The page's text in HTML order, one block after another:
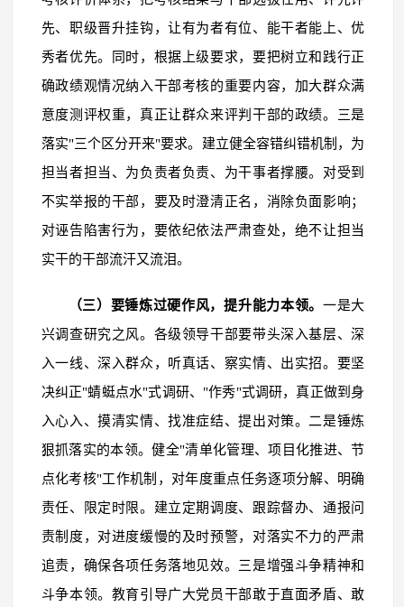
先、职级晋升挂钩，让有为者有位、能干者能上、优
秀者优先。同时，根据上级要求，要把树立和践行正
确政绩观情况纳入干部考核的重要内容，加大群众满
意度测评权重，真正让群众来评判干部的政绩。三是
落实"三个区分开来"要求。建立健全容错纠错机制，为
担当者担当、为负责者负责、为干事者撑腰。对受到
不实举报的干部，要及时澄清正名，消除负面影响；
对诬告陷害行为，要依纪依法严肃查处，绝不让担当
实干的干部流汗又流泪。
（三）要锤炼过硬作风，提升能力本领。 一是大
兴调查研究之风。各级领导干部要带头深入基层、深
入一线、深入群众，听真话、察实情、出实招。要坚
决纠正"蜻蜓点水"式调研、"作秀"式调研，真正做到身
入心入、摸清实情、找准症结、提出对策。二是锤炼
狠抓落实的本领。健全"清单化管理、项目化推进、节
点化考核"工作机制，对年度重点任务逐项分解、明确
责任、限定时限。建立定期调度、跟踪督办、通报问
责制度，对进度缓慢的及时预警，对落实不力的严肃
追责，确保各项任务落地见效。三是增强斗争精神和
斗争本领。教育引导广大党员干部敢于直面矛盾、敢